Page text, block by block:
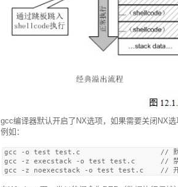
gcc编译器默认开启了NX选项，如果需要关闭NX
例如：
gcc -o test test.c                   // 默认情
gcc -z execstack -o test test.c      // 禁用